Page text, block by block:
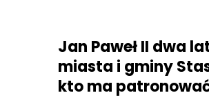
Jan Paweł II dwa
miasta i gminy
kto ma